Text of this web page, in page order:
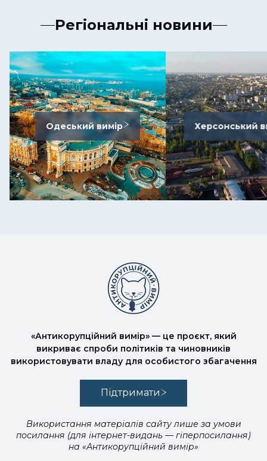
Регіональні новини
Одеський вимір Херсонський
«Антикорупційний вимір» — це проєкт, який
викриває спроби політиків та чиновників
використовувати владу для особистого збагачення
Підтримати
Використання матеріалів сайту лише за умови
посилання (для інтернет-видань — гіперпосилання)
на «Антикорупційний вимір»